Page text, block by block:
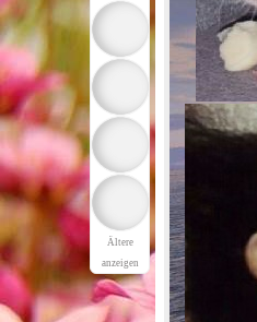
Ältere
anzeigen